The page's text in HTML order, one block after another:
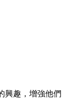
興趣，增強他們